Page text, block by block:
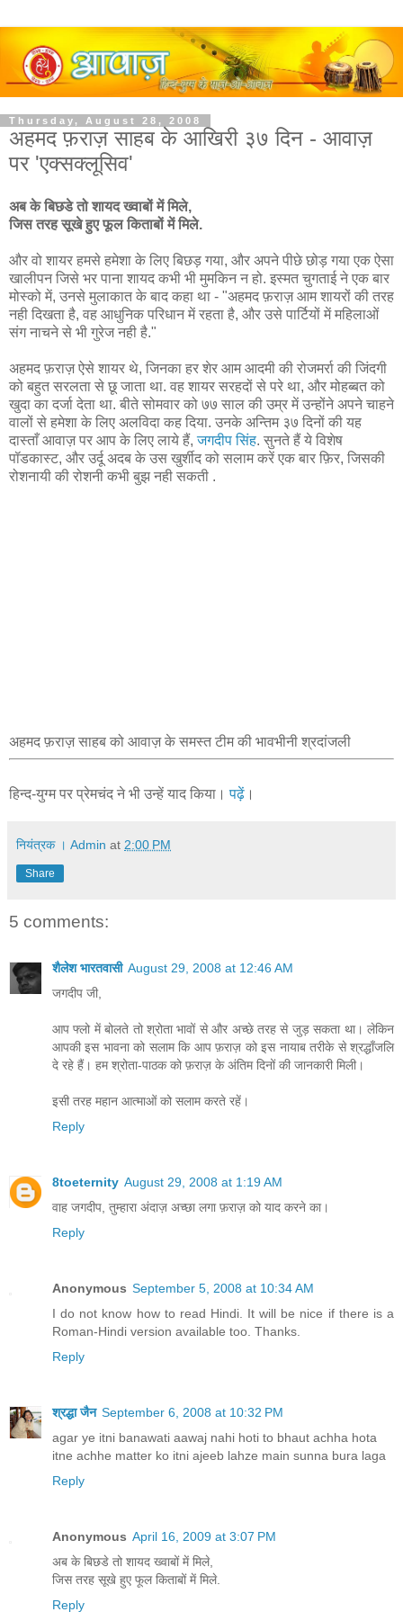
Thursday, August 28, 2008
अहमद फ़राज़ साहब के आखिरी ३७ दिन - आवाज़
पर 'एक्सक्लूसिव'
अब के बिछडे तो शायद ख्वाबों में मिले,
जिस तरह सूखे हुए फूल किताबों में मिले.
और वो शायर हमसे हमेशा के लिए बिछड़ गया, और अपने पीछे छोड़ गया एक ऐसा
खालीपन जिसे भर पाना शायद कभी भी मुमकिन न हो. इस्मत चुगताई ने एक बार
मोस्को में, उनसे मुलाकात के बाद कहा था - "अहमद फ़राज़ आम शायरों की तरह
नही दिखता है, वह आधुनिक परिधान में रहता है, और उसे पार्टियों में महिलाओं
संग नाचने से भी गुरेज नही है."
अहमद फ़राज़ ऐसे शायर थे, जिनका हर शेर आम आदमी की रोजमर्रा की जिंदगी
को बहुत सरलता से छू जाता था. वह शायर सरहदों से परे था, और मोहब्बत को
खुदा का दर्जा देता था. बीते सोमवार को ७७ साल की उम्र में उन्होंने अपने चाहने
वालों से हमेशा के लिए अलविदा कह दिया. उनके अन्तिम ३७ दिनों की यह
दास्ताँ आवाज़ पर आप के लिए लाये हैं,जगदीप सिंह. सुनते हैं ये विशेष
पॉडकास्ट, और उर्दू अदब के उस खुर्शीद को सलाम करें एक बार फ़िर, जिसकी
रोशनायी की रोशनी कभी बुझ नही सकती .
अहमद फ़राज़ साहब को आवाज़ के समस्त टीम की भावभीनी श्रदांजली
हिन्द-युग्म पर प्रेमचंद ने भी उन्हें याद किया।पढ़ें ।
नियंत्रक । Admin at 2:00 PM
Share
5 comments:
शैलेश भारतवासी August 29, 2008 at 12:46 AM
जगदीप जी,
आप फ्लो में बोलते तो श्रोता भावों से और अच्छे तरह से जुड़ सकता था। लेकिन
आपकी इस भावना को सलाम कि आप फ़राज़ को इस नायाब तरीके से श्रद्धाँजलि
दे रहे हैं। हम श्रोता-पाठक को फ़राज़ के अंतिम दिनों की जानकारी मिली।
इसी तरह महान आत्माओं को सलाम करते रहें।
Reply
8toeternity August 29, 2008 at 1:19 AM
वाह जगदीप, तुम्‍हारा अंदाज़ अच्‍छा लगा फ़राज़ को याद करने का।
Reply
Anonymous September 5, 2008 at 10:34 AM
I do not know how to read Hindi. It will be nice if there is a
Roman-Hindi version available too. Thanks.
Reply
श्रद्धा जैन September 6, 2008 at 10:32 PM
agar ye itni banawati aawaj nahi hoti to bhaut achha hota
itne achhe matter ko itni ajeeb lahze main sunna bura laga
Reply
Anonymous April 16, 2009 at 3:07 PM
अब के बिछडे तो शायद ख्वाबों में मिले,
जिस तरह सूखे हुए फूल किताबों में मिले.
Reply